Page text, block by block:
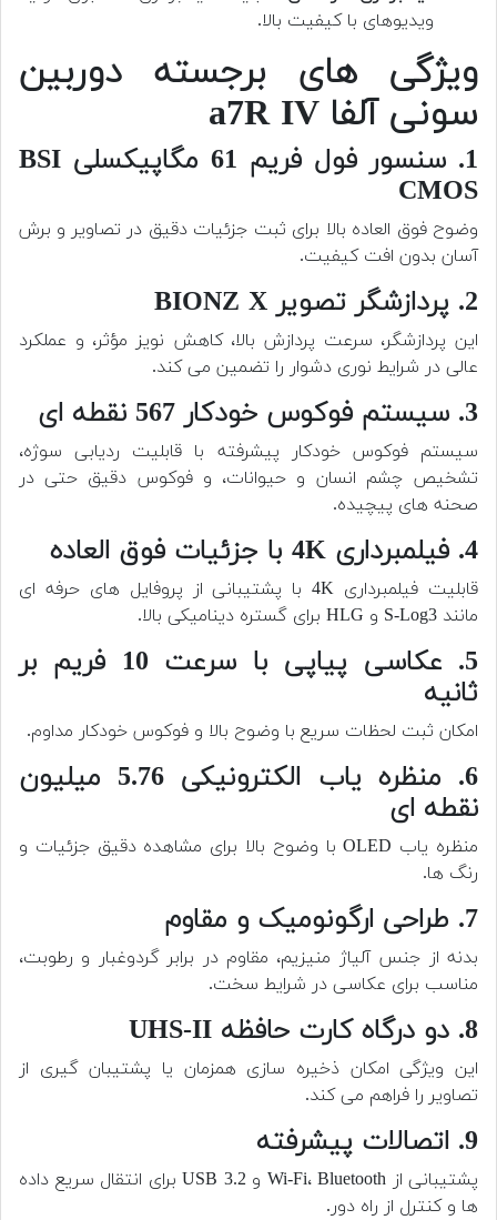
ویدیوهای با کیفیت بالا.
ویژگی های برجسته دوربین
سونی آلفا a7R IV
1. سنسور فول فریم 61 مگاپیکسلی BSI
CMOS
وضوح فوق العاده بالا برای ثبت جزئیات دقیق در تصاویر و برش
آسان بدون افت کیفیت.
2. پردازشگر تصویر BIONZ X
این پردازشگر، سرعت پردازش بالا، کاهش نویز مؤثر، و عملکرد
عالی در شرایط نوری دشوار را تضمین می کند.
3. سیستم فوکوس خودکار 567 نقطه ای
سیستم فوکوس خودکار پیشرفته با قابلیت ردیابی سوژه،
تشخیص چشم انسان و حیوانات، و فوکوس دقیق حتی در
صحنه های پیچیده.
4. فیلمبرداری 4K با جزئیات فوق العاده
قابلیت فیلمبرداری 4K با پشتیبانی از پروفایل های حرفه ای
مانند S-Log3 و HLG برای گستره دینامیکی بالا.
5. عکاسی پیاپی با سرعت 10 فریم بر
ثانیه
امکان ثبت لحظات سریع با وضوح بالا و فوکوس خودکار مداوم.
6. منظره یاب الکترونیکی 5.76 میلیون
نقطه ای
منظره یاب OLED با وضوح بالا برای مشاهده دقیق جزئیات و
رنگ ها.
7. طراحی ارگونومیک و مقاوم
بدنه از جنس آلیاژ منیزیم، مقاوم در برابر گردوغبار و رطوبت،
مناسب برای عکاسی در شرایط سخت.
8. دو درگاه کارت حافظه UHS-II
این ویژگی امکان ذخیره سازی همزمان یا پشتیبان گیری از
تصاویر را فراهم می کند.
9. اتصالات پیشرفته
پشتیبانی از Wi-Fi، Bluetooth و USB 3.2 برای انتقال سریع داده
ها و کنترل از راه دور.